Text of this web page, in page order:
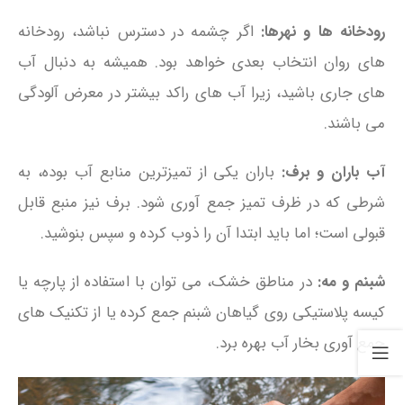
رودخانه‌ ها و نهرها: اگر چشمه در دسترس نباشد، رودخانه‌
های روان انتخاب بعدی خواهد بود. همیشه به دنبال آب‌
های جاری باشید، زیرا آب‌ های راکد بیشتر در معرض آلودگی
می باشند.
آب باران و برف: باران یکی از تمیزترین منابع آب بوده، به
شرطی که در ظرف تمیز جمع‌ آوری شود. برف نیز منبع قابل‌
قبولی است؛ اما باید ابتدا آن را ذوب کرده و سپس بنوشید.
شبنم و مه: در مناطق خشک، می‌ توان با استفاده از پارچه یا
کیسه پلاستیکی روی گیاهان شبنم جمع کرده یا از تکنیک‌ های
جمع‌ آوری بخار آب بهره برد.